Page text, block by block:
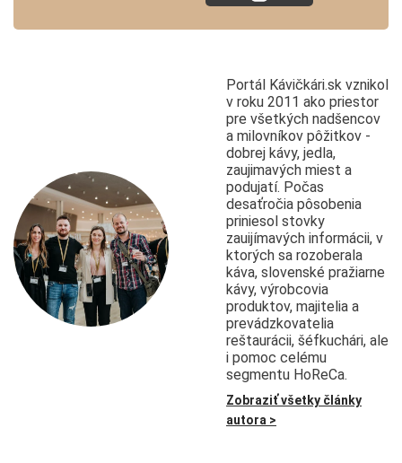
Portál Kávičkári.sk vznikol
v roku 2011 ako priestor
pre všetkých nadšencov
a milovníkov pôžitkov -
dobrej kávy, jedla,
zaujimavých miest a
podujatí. Počas
desaťročia pôsobenia
priniesol stovky
zauijímavých informácii, v
ktorých sa rozoberala
káva, slovenské pražiarne
kávy, výrobcovia
produktov, majitelia a
prevádzkovatelia
reštaurácii, šéfkuchári, ale
i pomoc celému
segmentu HoReCa.
Zobraziť všetky články
autora >